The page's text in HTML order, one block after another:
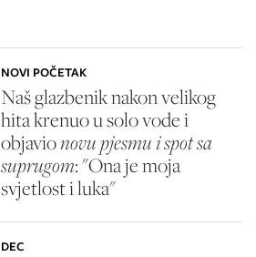
NOVI POČETAK
Naš glazbenik nakon velikog
hita krenuo u solo vode i
objavionovu pjesmu i spot sa
suprugom: "Ona je moja
svjetlost i luka"
DEC